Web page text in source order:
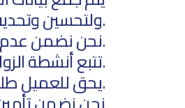
ولتحسين وتحديث خدماتنا.
5- نحن نضمن عدم الكشف عن أي معلومات شخصية لمستخدمي الموقع.
6- تتبع أنشطة الزوار على الموقع وجمع بياناتهم يتم فقط بعد الحصول على موافقتهم الصريحة.
7- يحق للعميل طلب تعديل أو حذف أي معلومات شخصية يقدمها لنا.